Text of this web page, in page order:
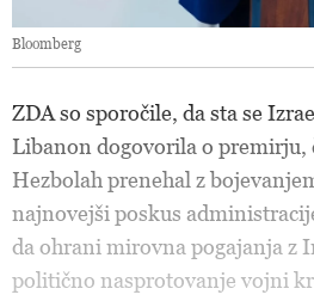
Bloomberg
ZDA so sporočile, da sta se
Libanon dogovorila o premirju,
Hezbolah prenehal z
najnovejši poskus
da ohrani mirovna pogajanja z
politično nasprotovanje vojni